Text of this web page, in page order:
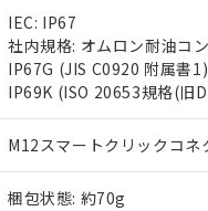
IEC: IP67
社内規格: オムロン耐油コ
IP67G (JIS C0920 附属書1)
IP69K (ISO 20653規格(旧
M12スマートクリックコ
梱包状態: 約70g